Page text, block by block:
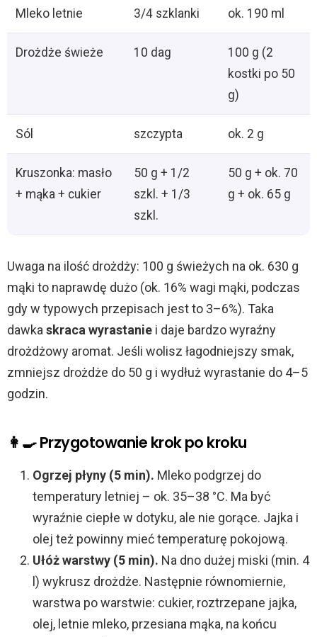
Mleko letnie 3/4 szklanki ok. 190 ml
Drożdże świeże 10 dag
100 g (2
kostki po 50
g)
Sól szczypta ok. 2 g
Kruszonka: masło
+ mąka + cukier
50 g + 1/2
szkl. + 1/3
szkl.
50 g + ok. 70
g + ok. 65 g
Uwaga na ilość drożdży: 100 g świeżych na ok. 630 g
mąki to naprawdę dużo (ok. 16% wagi mąki, podczas
gdy w typowych przepisach jest to 3–6%). Taka
dawka skraca wyrastanie i daje bardzo wyraźny
drożdżowy aromat. Jeśli wolisz łagodniejszy smak,
zmniejsz drożdże do 50 g i wydłuż wyrastanie do 4–5
godzin.
👩‍🍳 Przygotowanie krok po kroku
Ogrzej płyny (5 min). Mleko podgrzej do
temperatury letniej – ok. 35–38 °C. Ma być
wyraźnie ciepłe w dotyku, ale nie gorące. Jajka i
olej też powinny mieć temperaturę pokojową.
Ułóż warstwy (5 min). Na dno dużej miski (min. 4
l) wykrusz drożdże. Następnie równomiernie,
warstwa po warstwie: cukier, roztrzepane jajka,
olej, letnie mleko, przesiana mąka, na końcu